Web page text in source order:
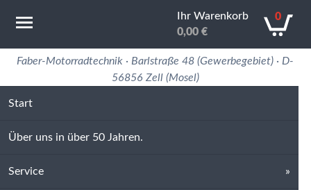
Motorradtechnik Erfahrung in 50 Jahren
Faber-Motorradtechnik · Barlstraße 48 (Gewerbegebiet) · D-
56856 Zell (Mosel)
Start
Über uns in über 50 Jahren.
Service
Ihr Warenkorb
0,00 €
0